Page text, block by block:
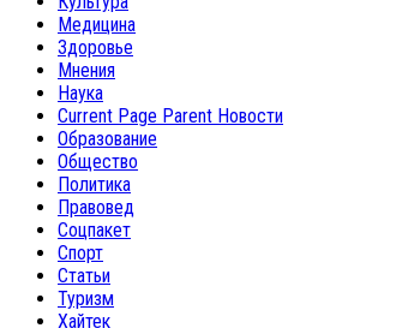
Медицина
Здоровье
Мнения
Наука
Current Page Parent Новости
Образование
Общество
Политика
Правовед
Соцпакет
Спорт
Статьи
Туризм
Хайтек